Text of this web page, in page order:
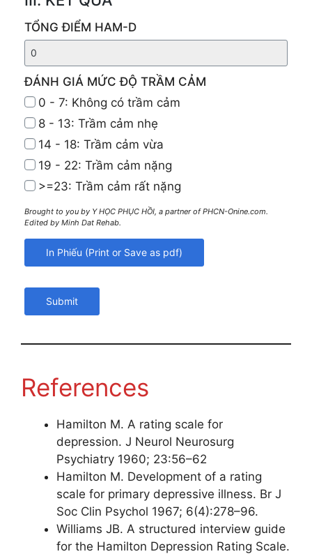
TỔNG ĐIỂM HAM-D
ĐÁNH GIÁ MỨC ĐỘ TRẦM CẢM
0 - 7: Không có trầm cảm
8 - 13: Trầm cảm nhẹ
14 - 18: Trầm cảm vừa
19 - 22: Trầm cảm nặng
>=23: Trầm cảm rất nặng
Brought to you by Y HỌC PHỤC HỒI, a partner of PHCN-Onine.com.
Edited by Minh Dat Rehab.
Submit
References
Hamilton M. A rating scale for
depression. J Neurol Neurosurg
Psychiatry 1960; 23:56–62
Hamilton M. Development of a rating
scale for primary depressive illness. Br J
Soc Clin Psychol 1967; 6(4):278–96.
Williams JB. A structured interview guide
for the Hamilton Depression Rating Scale.